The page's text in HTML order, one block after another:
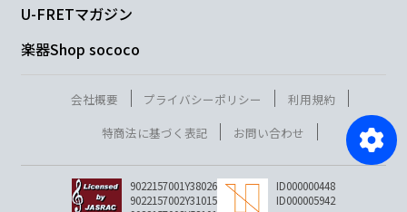
U-FRETマガジン
楽器Shop sococo
会社概要 プライバシーポリシー
利用規約
特商法に基づく表記
お問い合わせ
9022157001Y38026
9022157002Y31015
ID000000448
ID000005942